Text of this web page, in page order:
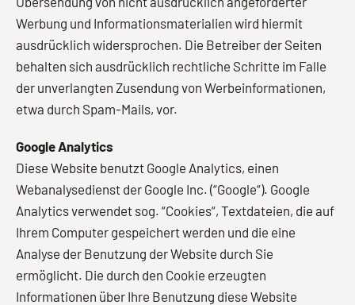
Werbung und Informationsmaterialien wird hiermit
ausdrücklich widersprochen. Die Betreiber der Seiten
behalten sich ausdrücklich rechtliche Schritte im Falle
der unverlangten Zusendung von Werbeinformationen,
etwa durch Spam-Mails, vor.
Google Analytics
Diese Website benutzt Google Analytics, einen
Webanalysedienst der Google Inc. (“Google“). Google
Analytics verwendet sog. “Cookies“, Textdateien, die auf
Ihrem Computer gespeichert werden und die eine
Analyse der Benutzung der Website durch Sie
ermöglicht. Die durch den Cookie erzeugten
Informationen über Ihre Benutzung diese Website